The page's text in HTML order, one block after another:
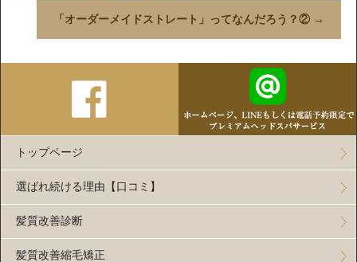
「オーダーメイドストレート」ってなんだろう？② →
トップページ
選ばれ続ける理由【口コミ】
髪質改善診断
髪質改善縮毛矯正